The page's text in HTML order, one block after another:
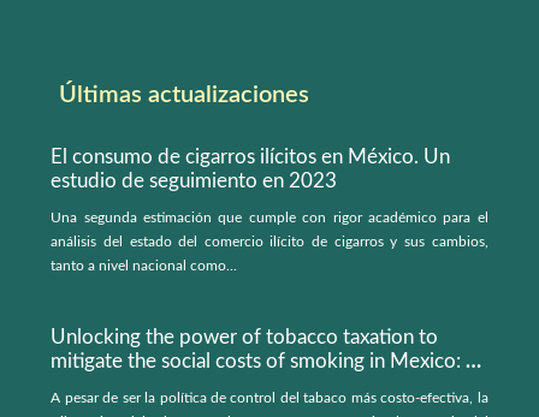
Últimas actualizaciones
El consumo de cigarros ilícitos en México. Un
estudio de seguimiento en 2023
Una segunda estimación que cumple con rigor académico para el
análisis del estado del comercio ilícito de cigarros y sus cambios,
tanto a nivel nacional como...
Unlocking the power of tobacco taxation to
mitigate the social costs of smoking in Mexico: a
A pesar de ser la política de control del tabaco más costo-efectiva, la